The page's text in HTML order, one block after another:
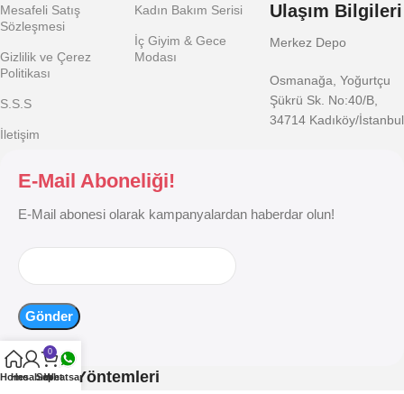
Mesafeli Satış
Sözleşmesi
Gizlilik ve Çerez
Politikası
S.S.S
İletişim
Kadın Bakım Serisi
İç Giyim & Gece
Modası
Ulaşım Bilgileri
Merkez Depo
Osmanağa, Yoğurtçu
Şükrü Sk. No:40/B,
34714 Kadıköy/İstanbul
E-Mail Aboneliği!
E-Mail abonesi olarak kampanyalardan haberdar olun!
Ödeme Yöntemleri
Home
Hesabım
0
Sepet
Whatsapp